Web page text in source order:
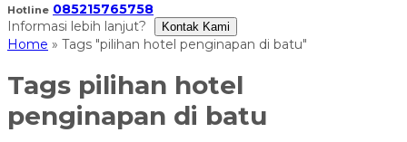
Hotline 085215765758
Informasi lebih lanjut?
Kontak Kami
Home » Tags "pilihan hotel penginapan di batu"
Tags pilihan hotel
penginapan di batu